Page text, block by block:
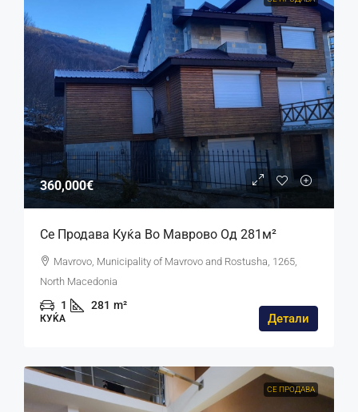
360,000€
Се Продава Куќа Во Маврово Од 281м²
Mavrovo, Municipality of Mavrovo and Rostusha, 1265,
North Macedonia
1 281 m²
КУЌА Детали
СЕ ПРОДАВА